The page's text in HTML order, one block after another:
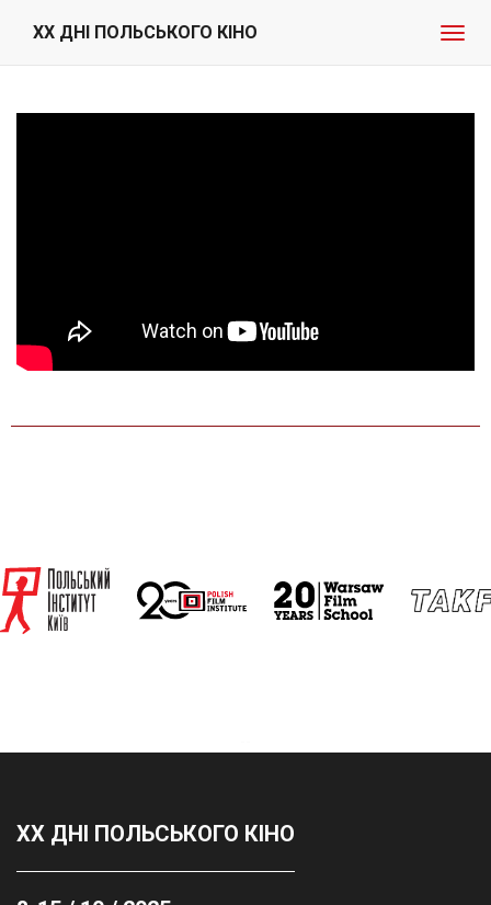
XX ДНІ ПОЛЬСЬКОГО КІНО
XX ДНІ ПОЛЬСЬКОГО КІНО